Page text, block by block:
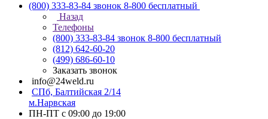
(800) 333-83-84 звонок 8-800 бесплатный
Назад
Телефоны
(800) 333-83-84 звонок 8-800 бесплатный
(812) 642-60-20
(499) 686-60-10
Заказать звонок
info@24weld.ru
СПб, Балтийская 2/14
м.Нарвская
ПН-ПТ с 09:00 до 19:00